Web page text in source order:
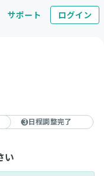
サポート ログイン
3 日程調整完了
い